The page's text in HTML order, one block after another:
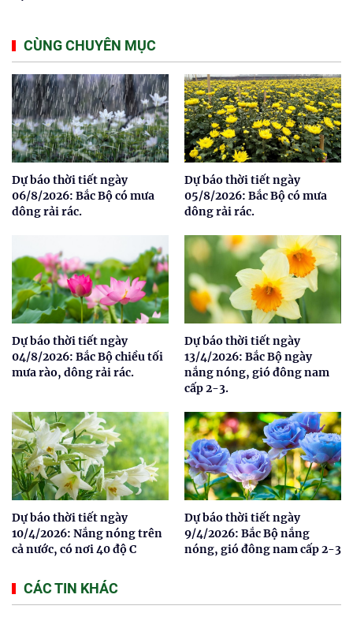
CÙNG CHUYÊN MỤC
Dự báo thời tiết ngày
06/8/2026: Bắc Bộ có mưa
dông rải rác.
Dự báo thời tiết ngày
05/8/2026: Bắc Bộ có mưa
dông rải rác.
Dự báo thời tiết ngày
04/8/2026: Bắc Bộ chiều tối
mưa rào, dông rải rác.
Dự báo thời tiết ngày
13/4/2026: Bắc Bộ ngày
nắng nóng, gió đông nam
cấp 2-3.
Dự báo thời tiết ngày
10/4/2026: Nắng nóng trên
cả nước, có nơi 40 độ C
Dự báo thời tiết ngày
9/4/2026: Bắc Bộ nắng
nóng, gió đông nam cấp 2-3
CÁC TIN KHÁC